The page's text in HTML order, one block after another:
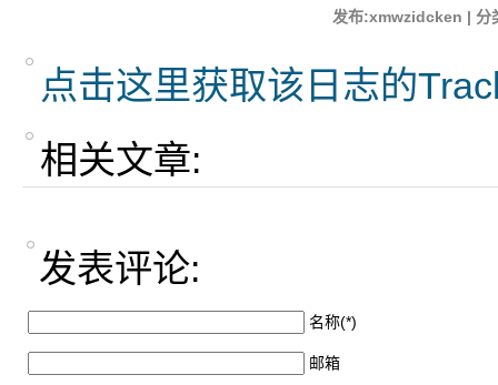
发布:xmwzidcken | 分
点击这里获取该日志的
相关文章:
发表评论:
名称(*)
邮箱